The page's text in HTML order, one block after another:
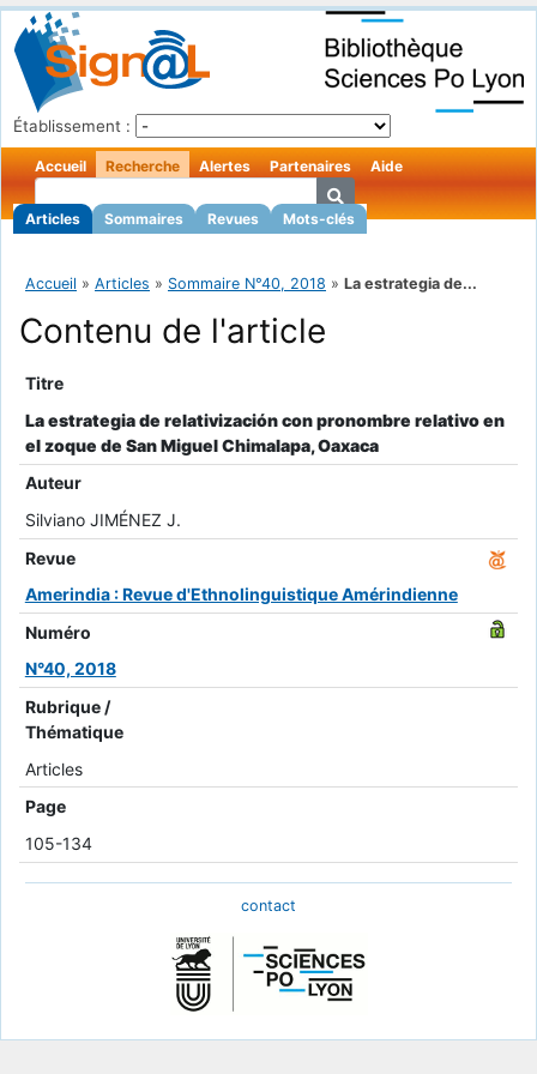
Établissement :
Accueil Recherche
Articles Sommaires Revues Mots-clés
Alertes Partenaires Aide
Accueil » Articles » Sommaire N°40, 2018 » La estrategia de...
Contenu de l'article
Titre
La estrategia de relativización con pronombre relativo en
el zoque de San Miguel Chimalapa, Oaxaca
Auteur
Silviano JIMÉNEZ J.
Revue
Amerindia : Revue d'Ethnolinguistique Amérindienne
Numéro
N°40, 2018
Rubrique /
Thématique
Articles
Page
105-134
contact